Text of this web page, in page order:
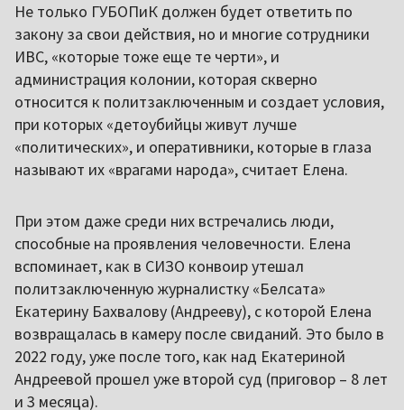
Не только ГУБОПиК должен будет ответить по
закону за свои действия, но и многие сотрудники
ИВС, «которые тоже еще те черти», и
администрация колонии, которая скверно
относится к политзаключенным и создает условия,
при которых «детоубийцы живут лучше
«политических», и оперативники, которые в глаза
называют их «врагами народа», считает Елена.
При этом даже среди них встречались люди,
способные на проявления человечности. Елена
вспоминает, как в СИЗО конвоир утешал
политзаключенную журналистку «Белсата»
Екатерину Бахвалову (Андрееву), с которой Елена
возвращалась в камеру после свиданий. Это было в
2022 году, уже после того, как над Екатериной
Андреевой прошел уже второй суд (приговор – 8 лет
и 3 месяца).